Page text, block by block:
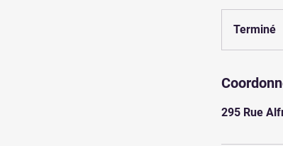
Terminé
e
n
295 Rue